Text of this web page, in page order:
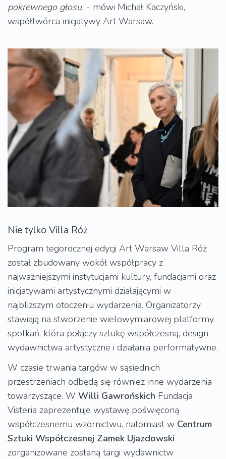
pokrewnego głosu. - mówi Michał Kaczyński,
współtwórca inicjatywy Art Warsaw.
Nie tylko Villa Róż
Program tegorocznej edycji Art Warsaw Villa Róż
został zbudowany wokół współpracy z
najważniejszymi instytucjami kultury, fundacjami oraz
inicjatywami artystycznymi działającymi w
najbliższym otoczeniu wydarzenia. Organizatorzy
stawiają na stworzenie wielowymiarowej platformy
spotkań, która połączy sztukę współczesną, design,
wydawnictwa artystyczne i działania performatywne.
W czasie trwania targów w sąsiednich
przestrzeniach odbędą się również inne wydarzenia
towarzyszące. W Willi Gawrońskich Fundacja
Visteria zaprezentuje wystawę poświęconą
współczesnemu wzornictwu, natomiast w Centrum
Sztuki Współczesnej Zamek Ujazdowski
zorganizowane zostaną targi wydawnictw